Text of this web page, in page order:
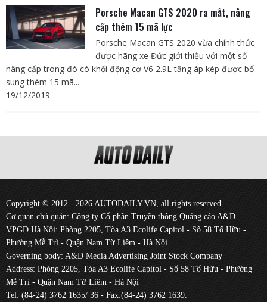
Porsche Macan GTS 2020 ra mắt, nâng
cấp thêm 15 mã lực
Porsche Macan GTS 2020 vừa chính thức
được hãng xe Đức giới thiệu với một số
nâng cấp trong đó có khối động cơ V6 2.9L tăng áp kép được bổ
sung thêm 15 mã...
19/12/2019
Copyright © 2012 - 2026 AUTODAILY.VN, all rights reserved.
Cơ quan chủ quản: Công ty Cổ phần Truyền thông Quảng cáo A&D.
VPGD Hà Nội: Phòng 2205, Tòa A3 Ecolife Capitol - Số 58 Tố Hữu -
Phường Mễ Trì - Quận Nam Từ Liêm - Hà Nội
Governing body: A&D Media Advertising Joint Stock Company
Address: Phòng 2205, Tòa A3 Ecolife Capitol - Số 58 Tố Hữu - Phường
Mễ Trì - Quận Nam Từ Liêm - Hà Nội
Tel: (84-24) 3762 1635/ 36 - Fax:(84-24) 3762 1639.